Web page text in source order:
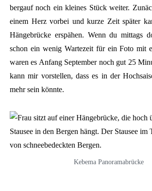
bergauf noch ein kleines Stück weiter.
einem Herz vorbei und kurze Zeit später
Hängebrücke erspähen. Wenn du mittags
schon ein wenig Wartezeit für ein Foto mit
waren es Anfang September noch gut 25
kann mir vorstellen, dass es in der
mehr sein könnte.
Kebema Panoramabrücke